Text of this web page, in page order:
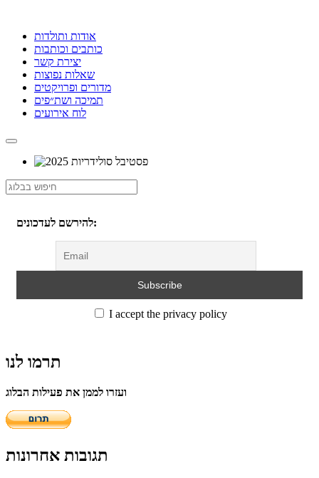
אודות ותולדות
כותבים וכותבות
יצירת קשר
שאלות נפוצות
מדורים ופרויקטים
תמיכה ושת״פים
לוח אירועים
להירשם לעדכונים:
I accept the privacy policy
תרמו לנו
ועזרו לממן את פעילות הבלוג
תגובות אחרונות